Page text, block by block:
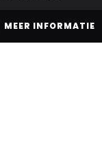
MEER INFORMATIE